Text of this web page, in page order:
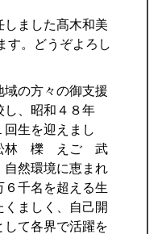
ました髙木和美
す。どうぞよろし
の方々の御支援
し、昭和４８年
回生を迎えまし
松林 櫟 えご 武
自然環境に恵まれ
６千名を超える生
ましく、自己開
て各界で活躍を